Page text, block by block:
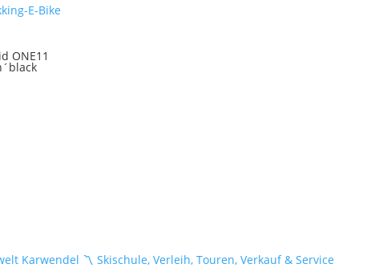
ONE11
Karwendel 〽️ Skischule, Verleih, Touren, Verkauf & Service